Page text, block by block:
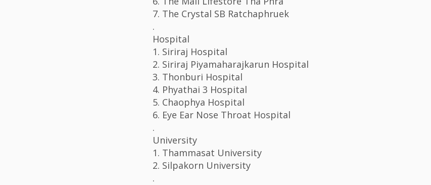
7. The Crystal SB Ratchaphruek
.
Hospital
1. Siriraj Hospital
2. Siriraj Piyamaharajkarun Hospital
3. Thonburi Hospital
4. Phyathai 3 Hospital
5. Chaophya Hospital
6. Eye Ear Nose Throat Hospital
.
University
1. Thammasat University
2. Silpakorn University
.